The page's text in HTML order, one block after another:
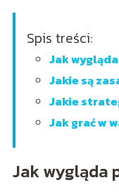
Spis treści:
Jak
Jakie są
Jakie
Jak grać w
Jak wygląda